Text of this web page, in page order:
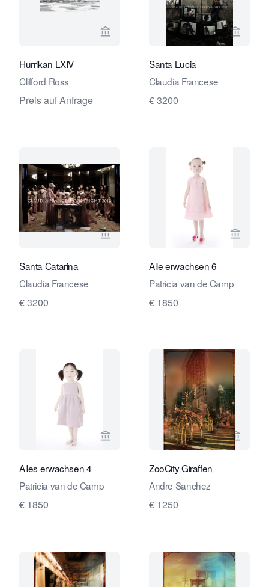
Verkaeuferseite von André Simoens
Hurrikan LXIV
Clifford Ross
Preis auf Anfrage
Santa Lucia
Claudia Francese
€ 3200
Verkaeuferseite von Travelling Art
Santa Catarina
Claudia Francese
€ 3200
Alle erwachsen 6
Patricia van de Camp
€ 1850
Verkaeuferseite von Travelling Art
Alles erwachsen 4
Patricia van de Camp
€ 1850
ZooCity Giraffen
Andre Sanchez
€ 1250